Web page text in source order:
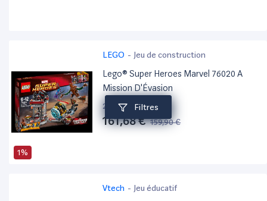
Filtres
1%
LEGO - Jeu de construction
Lego® Super Heroes Marvel 76020 A
Mission D'Évasion
2 offres à partir de :
161,68 € 159,90 €
Vtech - Jeu éducatif